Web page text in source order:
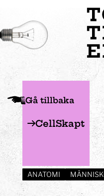
Gå tillbaka
CellSkapt
ANATOMI